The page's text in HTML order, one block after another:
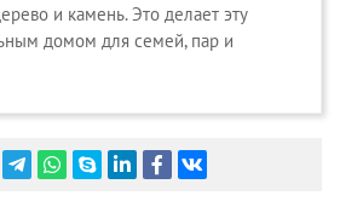
и камень.Это делает эту
домом для семей, пар и